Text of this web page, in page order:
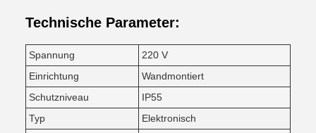
Technische Parameter:
Spannung
220 V
Einrichtung
Wandmontiert
Schutzniveau
IP55
Typ
Elektronisch